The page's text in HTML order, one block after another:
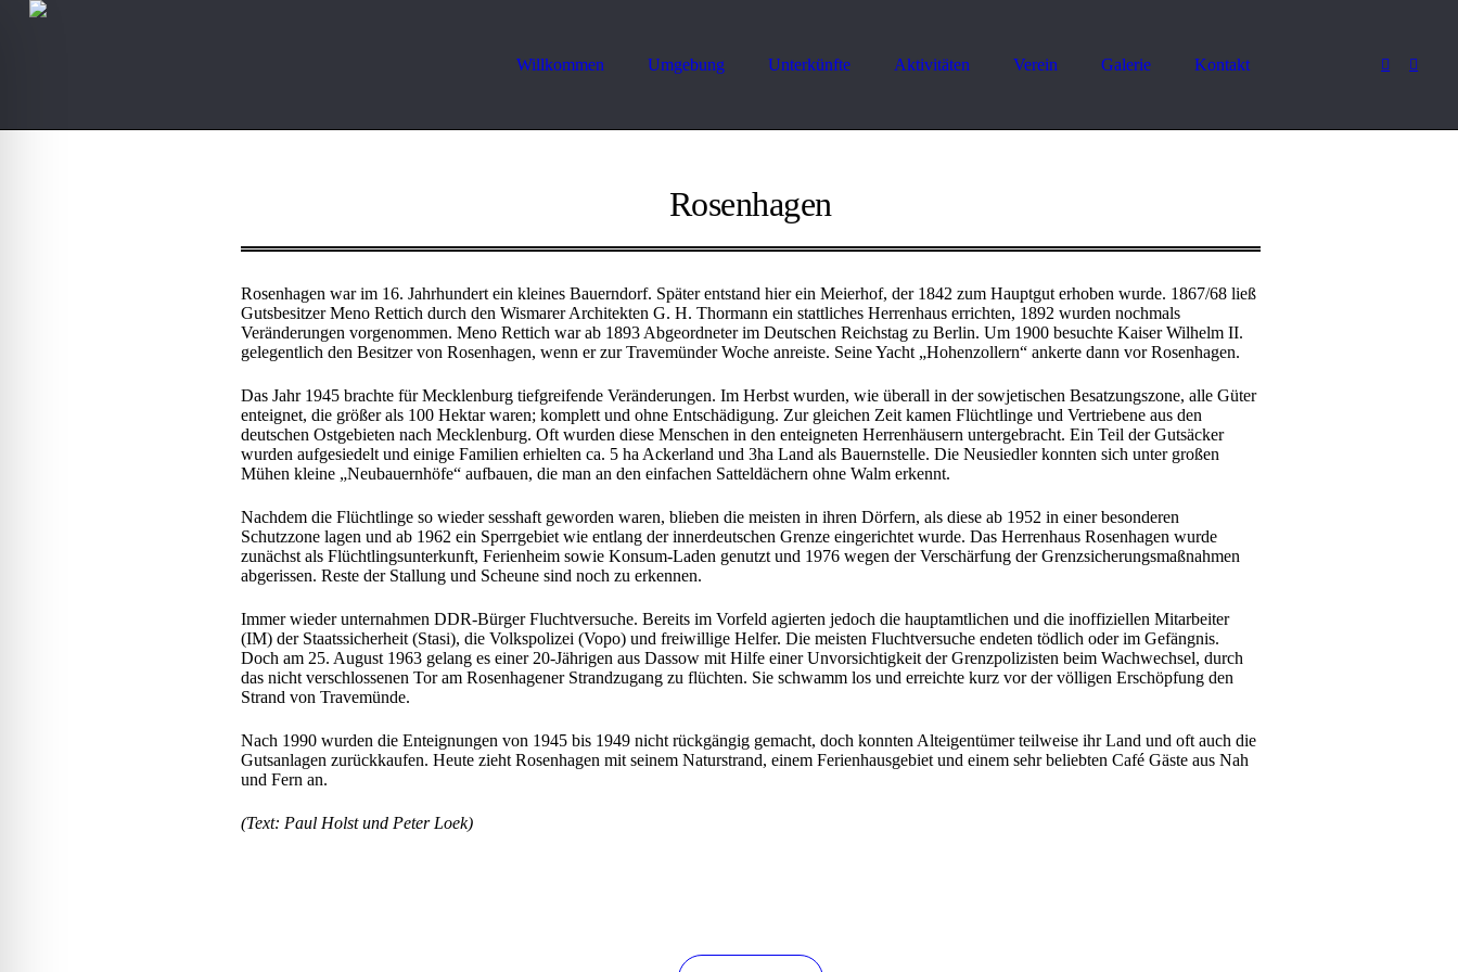
Willkommen Umgebung Unterkünfte Aktivitäten Verein Galerie Kontakt
Rosenhagen
Rosenhagen war im 16. Jahrhundert ein kleines Bauerndorf. Später entstand hier ein Meierhof, der 1842 zum Hauptgut erhoben wurde. 1867/68 ließ
Gutsbesitzer Meno Rettich durch den Wismarer Architekten G. H. Thormann ein stattliches Herrenhaus errichten, 1892 wurden nochmals
Veränderungen vorgenommen. Meno Rettich war ab 1893 Abgeordneter im Deutschen Reichstag zu Berlin. Um 1900 besuchte Kaiser Wilhelm II.
gelegentlich den Besitzer von Rosenhagen, wenn er zur Travemünder Woche anreiste. Seine Yacht „Hohenzollern“ ankerte dann vor Rosenhagen.
Das Jahr 1945 brachte für Mecklenburg tiefgreifende Veränderungen. Im Herbst wurden, wie überall in der sowjetischen Besatzungszone, alle Güter
enteignet, die größer als 100 Hektar waren; komplett und ohne Entschädigung. Zur gleichen Zeit kamen Flüchtlinge und Vertriebene aus den
deutschen Ostgebieten nach Mecklenburg. Oft wurden diese Menschen in den enteigneten Herrenhäusern untergebracht. Ein Teil der Gutsäcker
wurden aufgesiedelt und einige Familien erhielten ca. 5 ha Ackerland und 3ha Land als Bauernstelle. Die Neusiedler konnten sich unter großen
Mühen kleine „Neubauernhöfe“ aufbauen, die man an den einfachen Satteldächern ohne Walm erkennt.
Nachdem die Flüchtlinge so wieder sesshaft geworden waren, blieben die meisten in ihren Dörfern, als diese ab 1952 in einer besonderen
Schutzzone lagen und ab 1962 ein Sperrgebiet wie entlang der innerdeutschen Grenze eingerichtet wurde. Das Herrenhaus Rosenhagen wurde
zunächst als Flüchtlingsunterkunft, Ferienheim sowie Konsum-Laden genutzt und 1976 wegen der Verschärfung der Grenzsicherungsmaßnahmen
abgerissen. Reste der Stallung und Scheune sind noch zu erkennen.
Immer wieder unternahmen DDR-Bürger Fluchtversuche. Bereits im Vorfeld agierten jedoch die hauptamtlichen und die inoffiziellen Mitarbeiter
(IM) der Staatssicherheit (Stasi), die Volkspolizei (Vopo) und freiwillige Helfer. Die meisten Fluchtversuche endeten tödlich oder im Gefängnis.
Doch am 25. August 1963 gelang es einer 20-Jährigen aus Dassow mit Hilfe einer Unvorsichtigkeit der Grenzpolizisten beim Wachwechsel, durch
das nicht verschlossenen Tor am Rosenhagener Strandzugang zu flüchten. Sie schwamm los und erreichte kurz vor der völligen Erschöpfung den
Strand von Travemünde.
Nach 1990 wurden die Enteignungen von 1945 bis 1949 nicht rückgängig gemacht, doch konnten Alteigentümer teilweise ihr Land und oft auch die
Gutsanlagen zurückkaufen. Heute zieht Rosenhagen mit seinem Naturstrand, einem Ferienhausgebiet und einem sehr beliebten Café Gäste aus Nah
und Fern an.
(Text: Paul Holst und Peter Loek)